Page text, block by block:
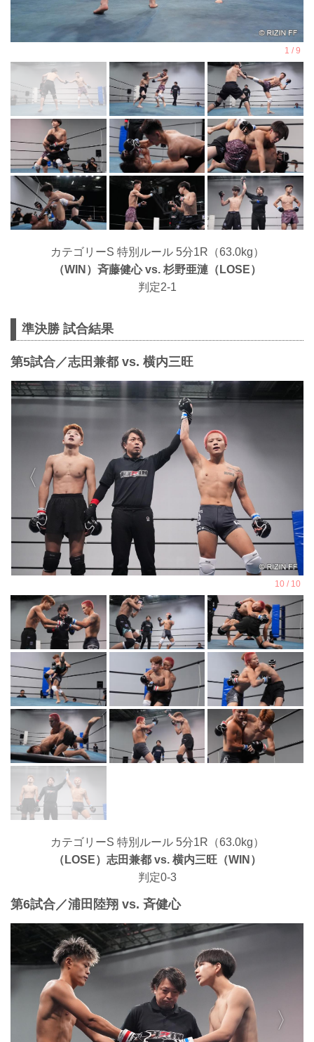
カテゴリーS 特別ルール 5分1R（63.0kg）
（WIN）⻫藤健心 vs. 杉野亜漣（LOSE）
判定2-1
準決勝 試合結果
第5試合／志田兼都 vs. 横内三旺
カテゴリーS 特別ルール 5分1R（63.0kg）
（LOSE）志田兼都 vs. 横内三旺（WIN）
判定0-3
第6試合／浦田陸翔 vs. 斉健心